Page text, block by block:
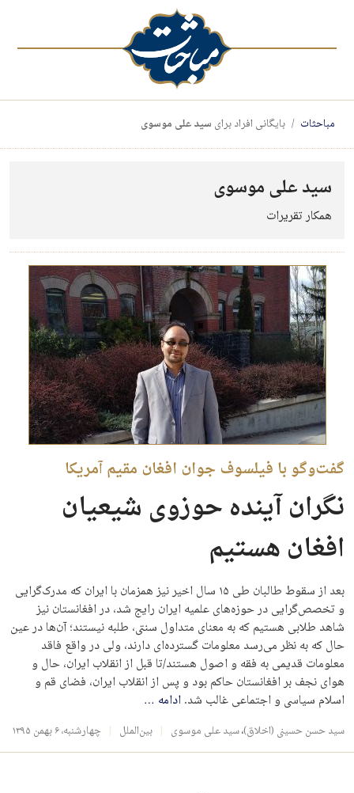
مباحثات بایگانی افراد برای سید علی موسوی
سید علی موسوی
همکار تقریرات
گفت‌وگو با فیلسوف جوان افغان مقیم آمریکا
نگران آینده حوزوی شیعیان
افغان هستیم
بعد از سقوط طالبان طی ۱۵ سال اخیر نیز همزمان با ایران که مدرک‌گرایی
و تخصص‌گرایی در حوزه‌های علمیه ایران رایج شد، در افغانستان نیز
شاهد طلابی هستیم که به معنای متداول سنتی، طلبه نیستند؛ آن‌ها در عین
حال که به نظر می‌رسد معلومات گسترده‌ای دارند، ولی در واقع فاقد
معلومات قدیمی به فقه و اصول هستند/تا قبل از انقلاب ایران، حال و
هوای نجف بر افغانستان حاکم بود و پس از انقلاب ایران، فضای قم و
اسلام سیاسی و اجتماعی غالب شد.ادامه …
سید حسن حسینی (اخلاق)،سید علی موسوی بین‌الملل چهارشنبه، ۶ بهمن ۱۳۹۵